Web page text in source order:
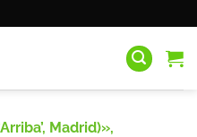
Madrid)»,